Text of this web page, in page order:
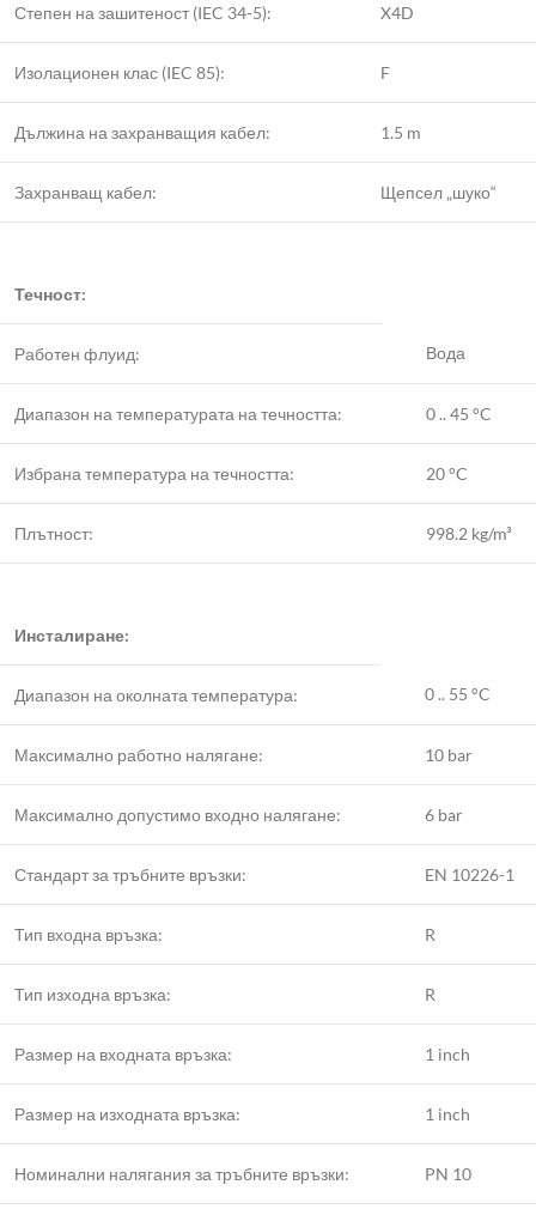
Степен на зашитеност (IEC 34-5): X4D
Изолационен клас (IEC 85): F
Дължина на захранващия кабел: 1.5 m
Захранващ кабел: Щепсел „шуко“
Течност:
Работен флуид: Вода
Диапазон на температурата на течността: 0 .. 45 °C
Избрана температура на течността: 20 °C
Плътност: 998.2 kg/m³
Инсталиране:
Диапазон на околната температура: 0 .. 55 °C
Максимално работно налягане: 10 bar
Максимално допустимо входно налягане: 6 bar
Стандарт за тръбните връзки: EN 10226-1
Тип входна връзка: R
Тип изходна връзка: R
Размер на входната връзка: 1 inch
Размер на изходната връзка: 1 inch
Номинални налягания за тръбните връзки: PN 10